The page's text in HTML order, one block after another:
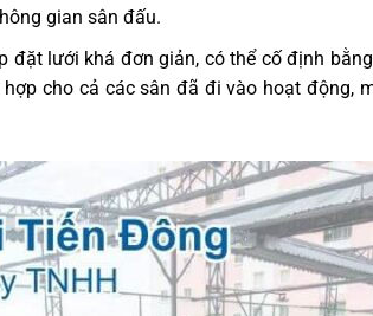
gian sân đấu.
đặt lưới khá đơn giản, có thể cố định
cho cả các sân đã đi vào hoạt động,